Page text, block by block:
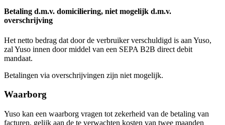
Betaling d.m.v. domiciliering, niet mogelijk d.m.v.
overschrijving
Het netto bedrag dat door de verbruiker verschuldigd is aan Yuso,
zal Yuso innen door middel van een SEPA B2B direct debit
mandaat.
Betalingen via overschrijvingen zijn niet mogelijk.
Waarborg
Yuso kan een waarborg vragen tot zekerheid van de betaling van
facturen, gelijk aan de te verwachten kosten van twee maanden